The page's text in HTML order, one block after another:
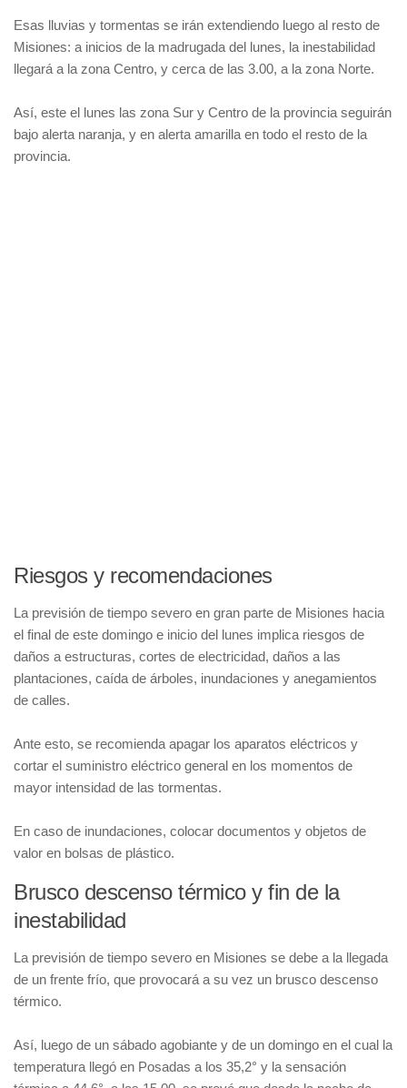
Esas lluvias y tormentas se irán extendiendo luego al resto de
Misiones: a inicios de la madrugada del lunes, la inestabilidad
llegará a la zona Centro, y cerca de las 3.00, a la zona Norte.
Así, este el lunes las zona Sur y Centro de la provincia seguirán
bajo alerta naranja, y en alerta amarilla en todo el resto de la
provincia.
Riesgos y recomendaciones
La previsión de tiempo severo en gran parte de Misiones hacia
el final de este domingo e inicio del lunes implica riesgos de
daños a estructuras, cortes de electricidad, daños a las
plantaciones, caída de árboles, inundaciones y anegamientos
de calles.
Ante esto, se recomienda apagar los aparatos eléctricos y
cortar el suministro eléctrico general en los momentos de
mayor intensidad de las tormentas.
En caso de inundaciones, colocar documentos y objetos de
valor en bolsas de plástico.
Brusco descenso térmico y fin de la
inestabilidad
La previsión de tiempo severo en Misiones se debe a la llegada
de un frente frío, que provocará a su vez un brusco descenso
térmico.
Así, luego de un sábado agobiante y de un domingo en el cual la
temperatura llegó en Posadas a los 35,2° y la sensación